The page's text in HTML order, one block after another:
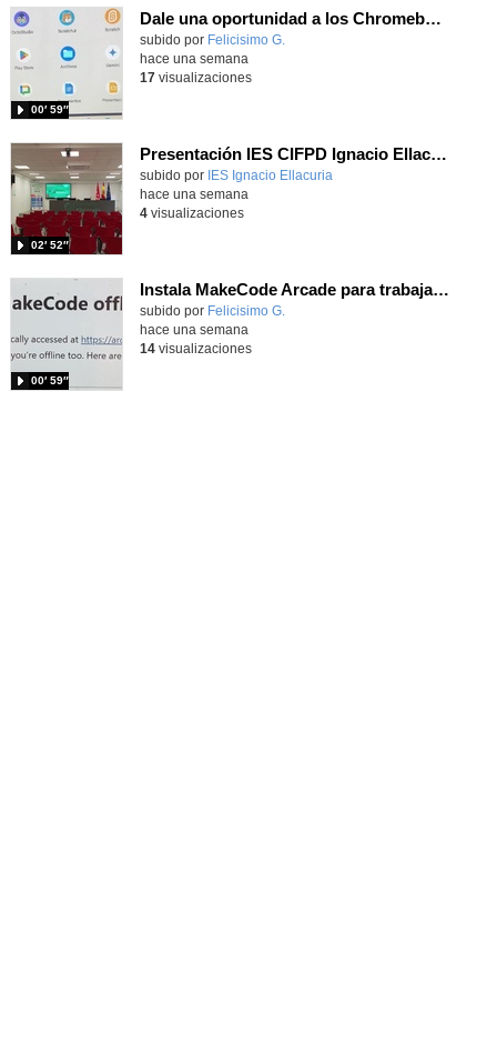
Dale una oportunidad a los Chromebooks y utiliza un proyector para realizar talleres si no tienes pantallas táctiles
Contenido educativo.
subido por Felicisimo G.
00′ 59″
hace una semana
17visualizaciones
Presentación IES CIFPD Ignacio Ellacuría
Contenido educativo.
subido por IES Ignacio Ellacuria
02′ 52″
hace una semana
4visualizaciones
Instala MakeCode Arcade para trabajar offline en tu tablet, ordenador, Chromebook
Contenido educativo.
subido por Felicisimo G.
00′ 59″
hace una semana
14visualizaciones